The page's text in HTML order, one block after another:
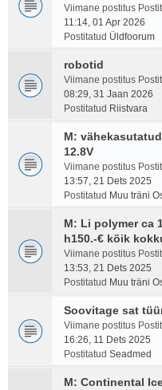
Viimane postitus
11:14, 01 Apr 2026
Postitatud Üldfoorum
robotid
Viimane postitus
08:29, 31 Jaan 2026
Postitatud Riistvara
M:
12.8V
Viimane postitus
13:57, 21 Dets 2025
Postitatud Muu träni
M: Li polymer ca
h150.-€ kõik
Viimane postitus
13:53, 21 Dets 2025
Postitatud Muu träni
Soovitage sat
Viimane postitus
16:26, 11 Dets 2025
Postitatud Seadmed
M: Continental